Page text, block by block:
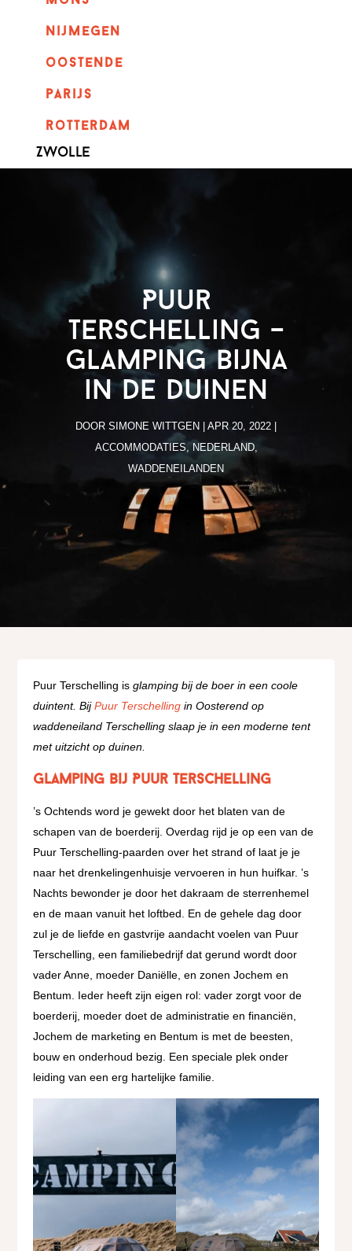
nijmegen
oostende
parijs
rotterdam
Zwolle
Puur
Terschelling –
glamping bijna
in de duinen
DOOR SIMONE WITTGEN APR 20, 2022
ACCOMMODATIES
NEDERLAND,
WADDENEILANDEN
Puur Terschelling isglamping bij de boer in een coole
duintent. BijPuur Terschelling in Oosterend op
waddeneiland Terschelling slaap je in een moderne tent
met uitzicht op duinen.
Glamping bij Puur Terschelling
’s Ochtends word je gewekt door het blaten van de
schapen van de boerderij. Overdag rijd je op een van de
Puur Terschelling-paarden over het strand of laat je je
naar het drenkelingenhuisje vervoeren in hun huifkar. ’s
Nachts bewonder je door het dakraam de sterrenhemel
en de maan vanuit het loftbed. En de gehele dag door
zul je de liefde en gastvrije aandacht voelen van Puur
Terschelling, een familiebedrijf dat gerund wordt door
vader Anne, moeder Daniëlle, en zonen Jochem en
Bentum. Ieder heeft zijn eigen rol: vader zorgt voor de
boerderij, moeder doet de administratie en financiën,
Jochem de marketing en Bentum is met de beesten,
bouw en onderhoud bezig. Een speciale plek onder
leiding van een erg hartelijke familie.